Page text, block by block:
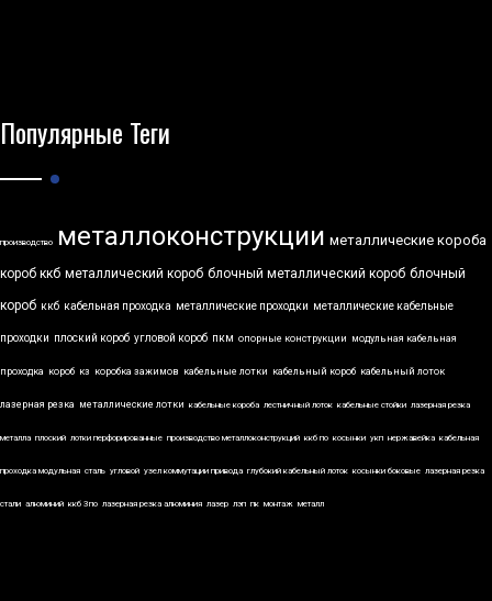
Популярные Теги
производство металлоконструкции металлические короба
короб ккб металлический короб блочный металлический короб блочный
короб ккб кабельная проходка металлические проходки металлические кабельные
проходки плоский короб угловой короб пкм опорные конструкции модульная кабельная
проходка короб кз коробка зажимов кабельные лотки кабельный короб кабельный лоток
лазерная резка металлические лотки кабельные короба лестничный лоток кабельные стойки лазерная резка
металла плоский лотки перфорированные производство металлоконструкций ккб по косынки укп нержавейка кабельная
проходка модульная сталь угловой узел коммутации привода глубокий кабельный лоток косынки боковые лазерная резка
стали алюминий ккб 3по лазерная резка алюминия лазер лэп пк монтаж металл